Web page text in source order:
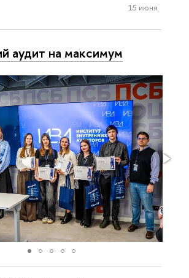
15 июня
аудит на максимум